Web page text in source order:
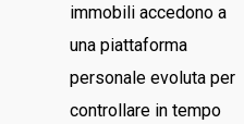
immobili accedono a
una piattaforma
personale evoluta per
controllare in tempo